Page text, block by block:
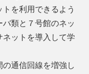
を利用できるよう
類と７号館のネッ
ネットを導入して学
通信回線を増強し